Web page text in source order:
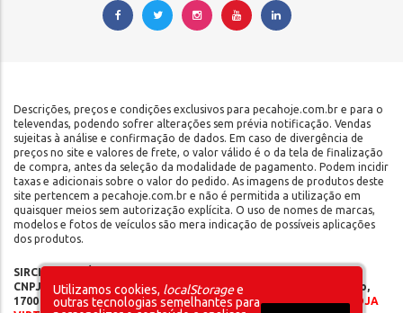
Descrições, preços e condições exclusivos para pecahoje.com.br e para o
televendas, podendo sofrer alterações sem prévia notificação. Vendas
sujeitas à análise e confirmação de dados. Em caso de divergência de
preços no site e valores de frete, o valor válido é o da tela de finalização
de compra, antes da seleção da modalidade de pagamento. Podem incidir
taxas e adicionais sobre o valor do pedido. As imagens de produtos deste
site pertencem a pecahoje.com.br e não é permitida a utilização em
quaisquer meios sem autorização explícita. O uso de nomes de marcas,
modelos e fotos de veículos são mera indicação de possíveis aplicações
dos produtos.
SIRCILLI COMÉRCIO DE COMPONENTES AUTOMOTIVOS LTDA |
CNPJ: 17.653.102/0001-09 | IE: 142.141.908.115 | Rua do Manifesto,
1700 - Ipiranga - São Paulo/SP - CEP 04209-002 |SOMOS UMA LOJA
Utilizamos cookies, localStoragee
outras tecnologias semelhantes para